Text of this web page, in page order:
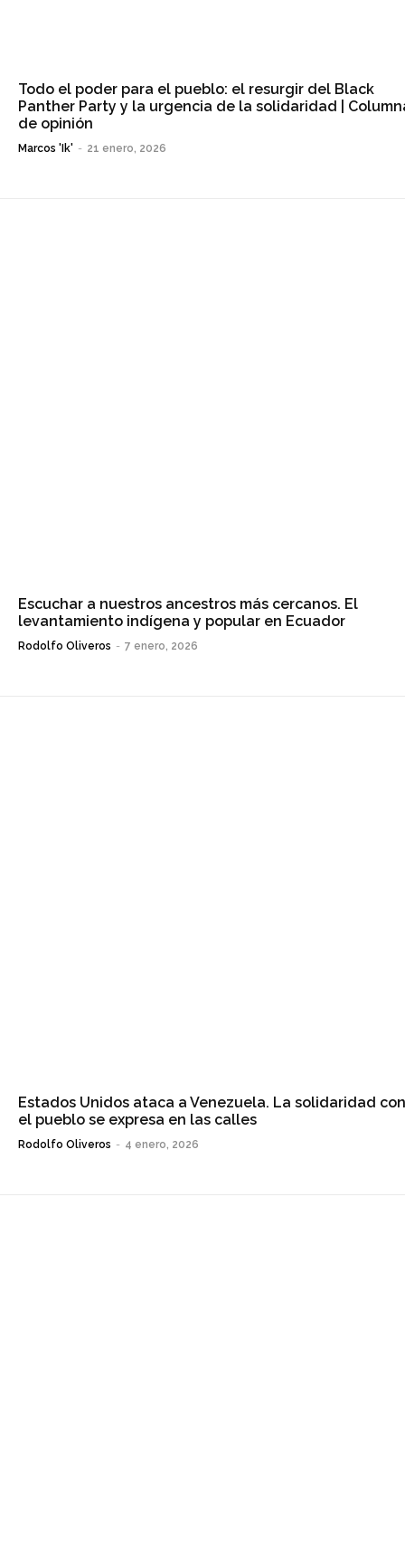
Todo el poder para el pueblo: el resurgir del Black
Panther Party y la urgencia de la solidaridad |
de opinión
Marcos 'Ik' - 21 enero, 2026
Escuchar a nuestros ancestros más cercanos. El
levantamiento indígena y popular en Ecuador
Rodolfo Oliveros - 7 enero, 2026
Estados Unidos ataca a Venezuela. La solidaridad con
el pueblo se expresa en las calles
Rodolfo Oliveros - 4 enero, 2026